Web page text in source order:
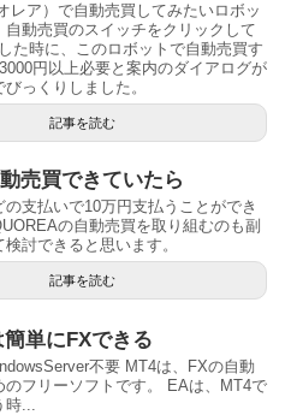
レア）で自動売買してみたいロボッ
自動売買のスイッチをクリックして
た時に、このロボットで自動売買す
円以上必要と案内のダイアログが
っくりしました。
記事を読む
売買できていたら
支払いで10万円支払うことができ
の自動売買を取り組むのも副
討できると思います。
記事を読む
単にFXできる
不要 MT4は、FXの自動
のフリーソフトです。 EAは、MT4で
時...